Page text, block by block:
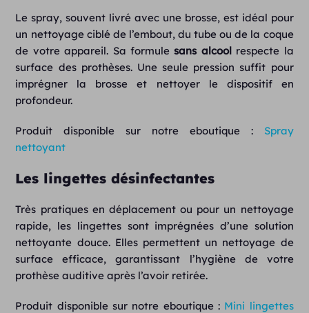
Le spray, souvent livré avec une brosse, est idéal pour
un nettoyage ciblé de l’embout, du tube ou de la coque
de votre appareil. Sa formulesans alcoolrespecte la
surface des prothèses. Une seule pression suffit pour
imprégner la brosse et nettoyer le dispositif en
profondeur.
Produit disponible sur notre eboutique :
Spray
nettoyant
Les lingettes désinfectantes
Très pratiques en déplacement ou pour un nettoyage
rapide, les lingettes sont imprégnées d’une solution
nettoyante douce. Elles permettent un nettoyage de
surface efficace, garantissant l’hygiène de votre
prothèse auditive après l’avoir retirée.
Produit disponible sur notre eboutique : Mini lingettes